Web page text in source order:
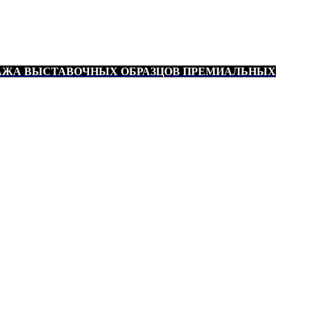
ВЫСТАВОЧНЫХ ОБРАЗЦОВ ПРЕМИАЛЬНЫХ